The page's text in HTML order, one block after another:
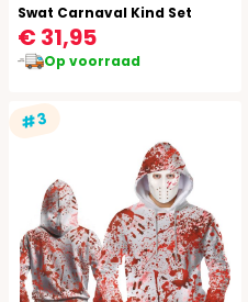
Swat Carnaval Kind Set
€ 31,95
Op voorraad
#3